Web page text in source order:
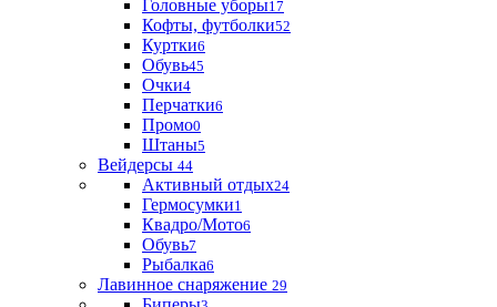
Головные уборы17
Кофты, футболки52
Куртки6
Обувь45
Очки4
Перчатки6
Промо0
Штаны5
Вейдерсы 44
Активный отдых24
Гермосумки1
Квадро/Мото6
Обувь7
Рыбалка6
Лавинное снаряжение 29